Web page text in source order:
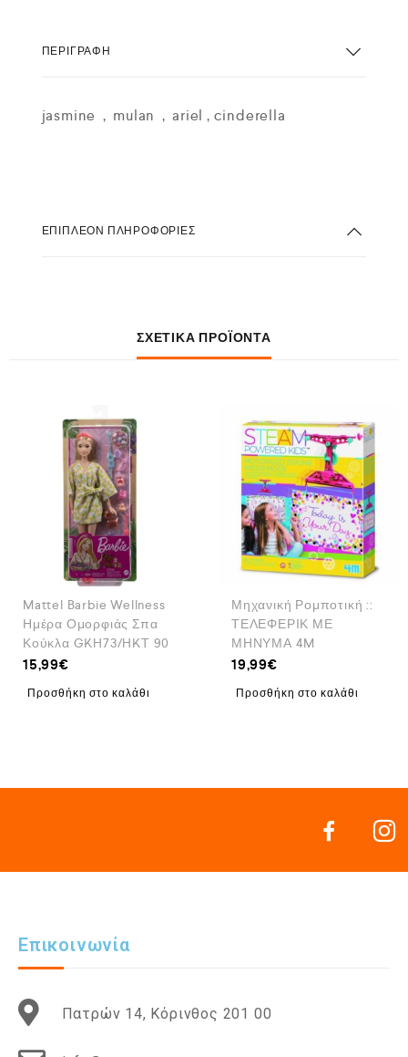
ΠΕΡΙΓΡΑΦΉ
jasmine , mulan , ariel , cinderella
ΕΠΙΠΛΈΟΝ ΠΛΗΡΟΦΟΡΊΕΣ
ΣΧΕΤΙΚΆ ΠΡΟΪΌΝΤΑ
Mattel Barbie Wellness
Ημέρα Ομορφιάς Σπα
Κούκλα GKH73/HKT 90
15,99€
Προσθήκη στο καλάθι
Μηχανική Ρομποτική ::
ΤΕΛΕΦΕΡΙΚ ΜΕ
ΜΗΝΥΜΑ 4M
19,99€
Προσθήκη στο καλάθι
Επικοινωνία
Πατρών 14, Κόρινθος 201 00